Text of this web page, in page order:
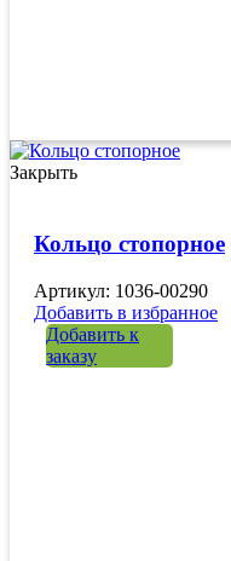
Закрыть
Кольцо стопорное
Артикул: 1036-00290
Добавить в избранное
Добавить к
заказу